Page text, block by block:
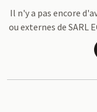
Il n'y a pas encore
ou externes de SARL